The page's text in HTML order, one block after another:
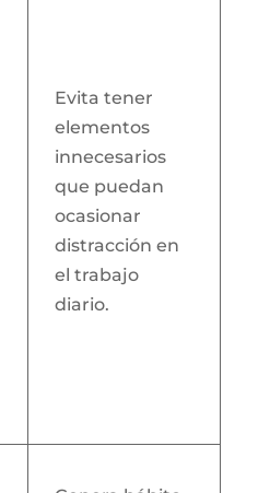
Evita tener
elementos
innecesarios
que puedan
ocasionar
distracción en
el trabajo
diario.